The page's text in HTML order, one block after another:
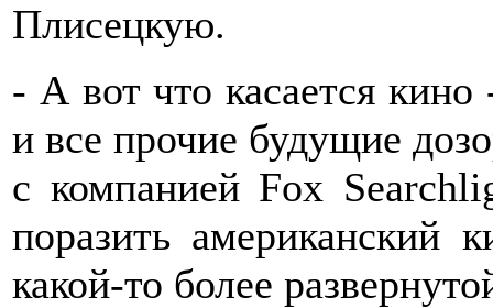
Плисецкую.
- А вот что касается
и все прочие будущие
с компанией Fox
поразить американский
какой-то более